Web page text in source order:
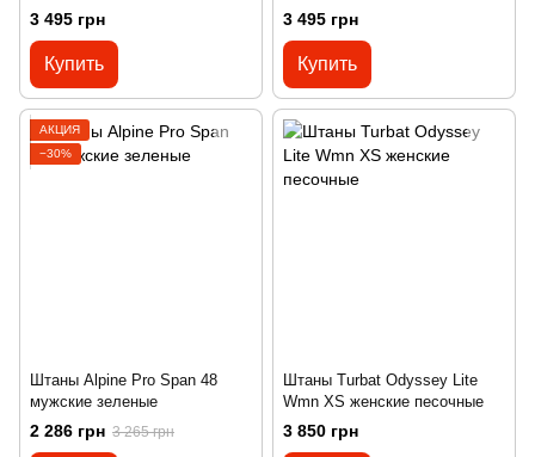
3 495 грн
Купить
3 495 грн
Купить
АКЦИЯ
−30%
Штаны Alpine Pro Span 48
мужские зеленые
2 286 грн 3 265 грн
Штаны Turbat Odyssey Lite
Wmn XS женские песочные
3 850 грн